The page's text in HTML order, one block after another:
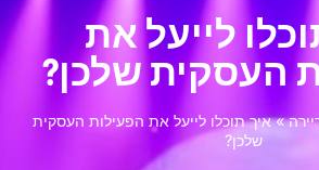
לייעל את
העסקית שלכן?
»איך תוכלו לייעל את הפעילות העסקית
שלכן?